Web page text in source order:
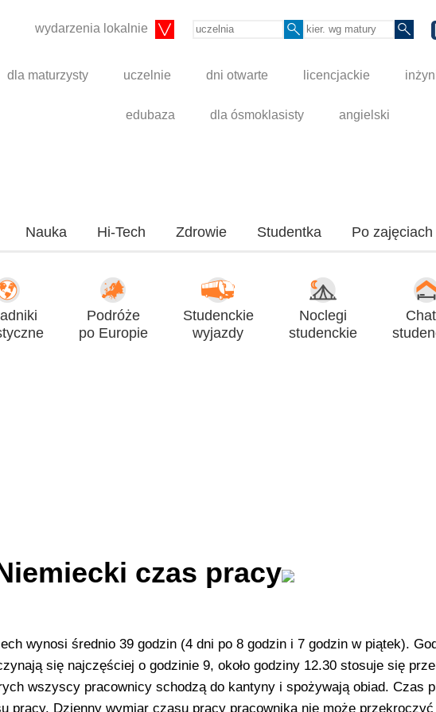
wydarzenia lokalnie
dla maturzysty uczelnie dni otwarte licencjackie
edubaza dla ósmoklasisty angielski
Nauka Hi-Tech Zdrowie Studentka Po zajęciach
Podróże
po Europie
Studenckie
wyjazdy
Noclegi
studenckie
czas pracy
wynosi średnio 39 godzin (4 dni po 8 godzin i 7 godzin w piątek).
się najczęściej o godzinie 9, około godziny 12.30 stosuje się
wszyscy pracownicy schodzą do kantyny i spożywają obiad. Czas
pracy. Dzienny wymiar czasu pracy pracownika nie może przekroczyć